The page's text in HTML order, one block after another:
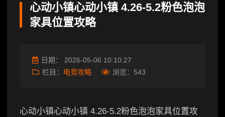
心动小镇心动小镇 4.26-5.2粉色泡泡
家具位置攻略
日期： 2026-05-06 10:10:27
栏目： 电竞攻略 浏览： 543
心动小镇心动小镇 4.26-5.2粉色泡泡家具位置攻